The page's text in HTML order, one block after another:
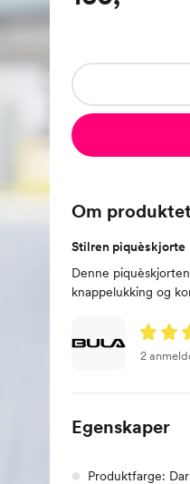
Om produktet
Stilren piquèskjorte
Denne
knappelukking og
2
Egenskaper
Produktfarge: